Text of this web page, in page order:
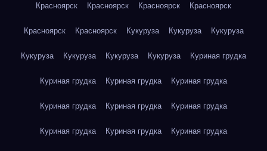
Красноярск Красноярск Красноярск Красноярск
Красноярск Красноярск Кукуруза Кукуруза Кукуруза
Кукуруза Кукуруза Кукуруза Кукуруза Куриная грудка
Куриная грудка Куриная грудка Куриная грудка
Куриная грудка Куриная грудка Куриная грудка
Куриная грудка Куриная грудка Куриная грудка